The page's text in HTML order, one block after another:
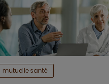
mutuelle santé